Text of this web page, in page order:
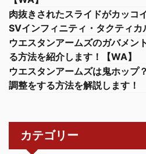
肉抜きされたスライドがカッコ
SVインフィニティ・タクティカ
ウエスタンアームズのガバメン
る方法を紹介します！【WA】
ウエスタンアームズは鬼ホップ
調整をする方法を解説します！
カテゴリー